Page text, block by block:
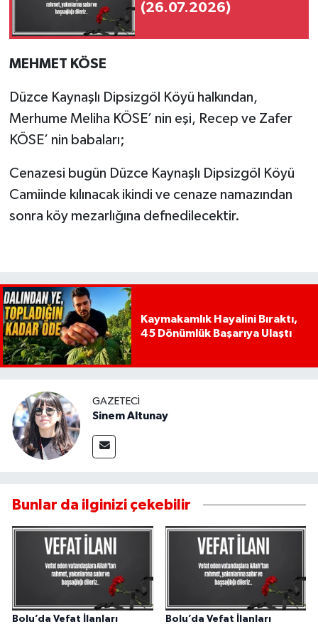
(26.07.2026)
MEHMET KÖSE
Düzce Kaynaşlı Dipsizgöl Köyü halkından,
Merhume Meliha KÖSE’ nin eşi, Recep ve Zafer
KÖSE’ nin babaları;
Cenazesi bugün Düzce Kaynaşlı Dipsizgöl Köyü
Camiinde kılınacak ikindi ve cenaze namazından
sonra köy mezarlığına defnedilecektir.
Kaymakamlık Hayalini Bıraktı,
45 Dönümlük Başarıya Ulaştı
GAZETECI
Sinem Altunay
Bunlar da ilginizi çekebilir
Bolu’da Vefat İlanları Bolu’da Vefat İlanları